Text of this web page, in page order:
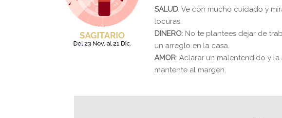
SALUD: Ve con mucho cuidado y
locuras.
DINERO: No te plantees dejar de
un arreglo en la casa.
AMOR: Aclarar un malentendido y
mantente al margen.